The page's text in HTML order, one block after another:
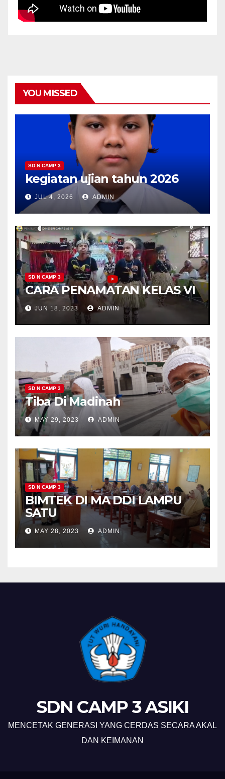
YOU MISSED
SD N CAMP 3
kegiatan ujian tahun 2026
JUL 4, 2026 ADMIN
SD N CAMP 3
CARA PENAMATAN KELAS VI
JUN 18, 2023 ADMIN
SD N CAMP 3
Tiba Di Madinah
MAY 29, 2023 ADMIN
SD N CAMP 3
BIMTEK DI MA DDI LAMPU
SATU
MAY 28, 2023 ADMIN
SDN CAMP 3 ASIKI
MENCETAK GENERASI YANG CERDAS SECARA AKAL
DAN KEIMANAN